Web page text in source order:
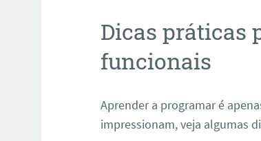
Dicas práticas
funcionais
Aprender a programar é
impressionam, veja algumas